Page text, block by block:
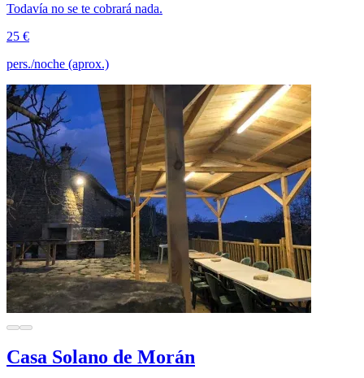
Todavía no se te cobrará nada.
25 €
pers./noche (aprox.)
Casa Solano de Morán